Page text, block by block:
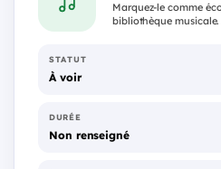
Marquez-le comme
bibliothèque musicale.
STATUT
À voir
DURÉE
Non renseigné